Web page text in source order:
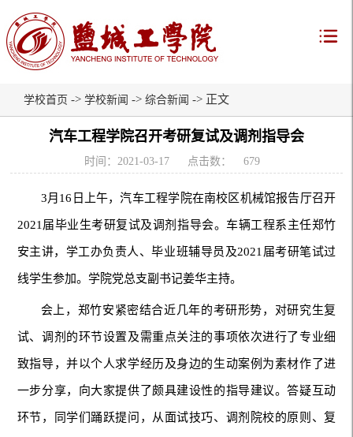
学校首页 -> 学校新闻 -> 综合新闻 -> 正文
汽车工程学院召开考研复试及调剂指导会
时间：2021-03-17 点击数： 679
3月16日上午，汽车工程学院在南校区机械馆报告厅召开
2021届毕业生考研复试及调剂指导会。车辆工程系主任郑竹
安主讲，学工办负责人、毕业班辅导员及2021届考研笔试过
线学生参加。学院党总支副书记姜华主持。
会上，郑竹安紧密结合近几年的考研形势，对研究生复
试、调剂的环节设置及需重点关注的事项依次进行了专业细
致指导，并以个人求学经历及身边的生动案例为素材作了进
一步分享，向大家提供了颇具建设性的指导建议。答疑互动
环节，同学们踊跃提问，从面试技巧、调剂院校的原则、复